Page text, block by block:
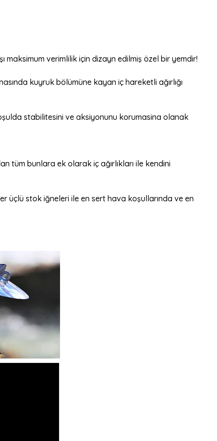
maksimum verimlilik için dizayn edilmiş özel bir yemdir!
kuyruk bölümüne kayan iç hareketli ağırlığı
stabilitesini ve aksiyonunu korumasina olanak
tüm bunlara ek olarak iç ağırlıkları ile kendini
üçlü stok iğneleri ile en sert hava koşullarında ve en